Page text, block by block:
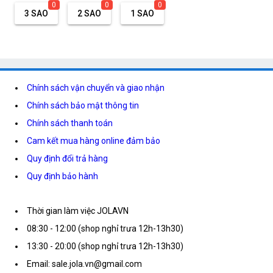
3 SAO
0
2 SAO
0
1 SAO
0
Chính sách vận chuyển và giao nhận
Chính sách bảo mật thông tin
Chính sách thanh toán
Cam kết mua hàng online đảm bảo
Quy định đổi trả hàng
Quy định bảo hành
Thời gian làm việc JOLAVN
08:30 - 12:00 (shop nghỉ trưa 12h-13h30)
13:30 - 20:00 (shop nghỉ trưa 12h-13h30)
Email: sale.jola.vn@gmail.com